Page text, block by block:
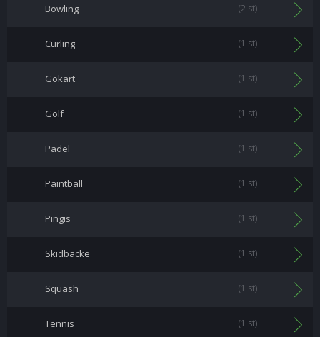
Bowling (2 st)
Curling (1 st)
Gokart (1 st)
Golf (1 st)
Padel (1 st)
Paintball (1 st)
Pingis (1 st)
Skidbacke (1 st)
Squash (1 st)
Tennis (1 st)